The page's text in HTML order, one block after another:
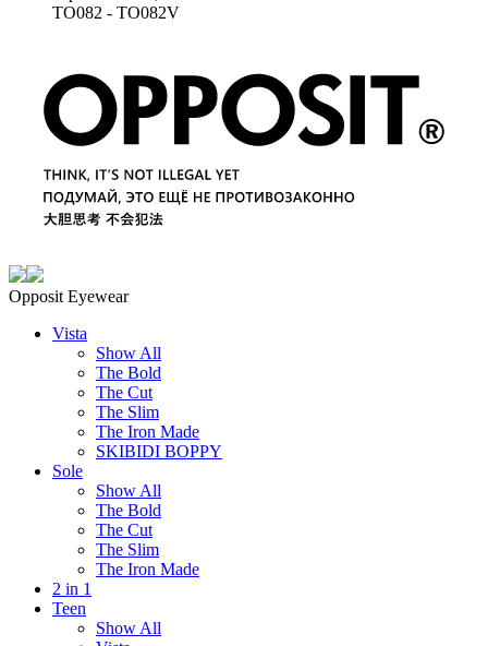
TO082 - TO082V
Opposit Eyewear
Vista
Show All
The Bold
The Cut
The Slim
The Iron Made
SKIBIDI BOPPY
Sole
Show All
The Bold
The Cut
The Slim
The Iron Made
2 in 1
Teen
Show All